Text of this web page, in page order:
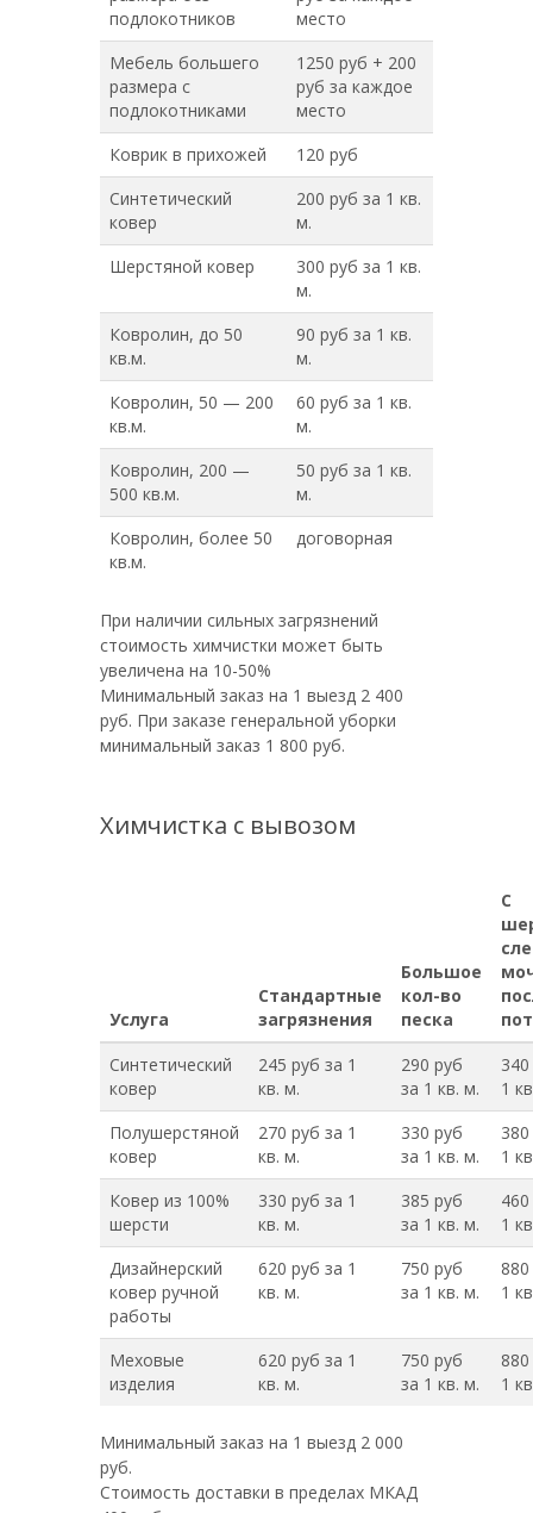
подлокотников
место
Мебель большего
размера с
подлокотниками
1250 руб + 200
руб за каждое
место
Коврик в прихожей
120 руб
Синтетический
ковер
200 руб за 1 кв.
м.
Шерстяной ковер
300 руб за 1 кв.
м.
Ковролин, до 50
кв.м.
90 руб за 1 кв.
м.
Ковролин, 50 — 200
кв.м.
60 руб за 1 кв.
м.
Ковролин, 200 —
500 кв.м.
50 руб за 1 кв.
м.
Ковролин, более 50
кв.м.
договорная
При наличии сильных загрязнений
стоимость химчистки может быть
увеличена на 10-50%
Минимальный заказ на 1 выезд 2 400
руб. При заказе генеральной уборки
минимальный заказ 1 800 руб.
Химчистка с вывозом
Услуга
Стандартные
загрязнения
Большое
кол-во
песка
С
Синтетический
ковер
245 руб за 1
кв. м.
290 руб
за 1 кв. м.
1
Полушерстяной
ковер
270 руб за 1
кв. м.
330 руб
за 1 кв. м.
1
Ковер из 100%
шерсти
330 руб за 1
кв. м.
385 руб
за 1 кв. м.
1
Дизайнерский
ковер ручной
работы
620 руб за 1
кв. м.
750 руб
за 1 кв. м.
1
Меховые
изделия
620 руб за 1
кв. м.
750 руб
за 1 кв. м.
1
Минимальный заказ на 1 выезд 2 000
руб.
Стоимость доставки в пределах МКАД